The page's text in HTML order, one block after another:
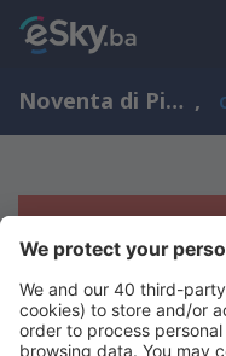
Noventa di Piave, Veneto, Italija ,
Žao nam je, ne
rezultate